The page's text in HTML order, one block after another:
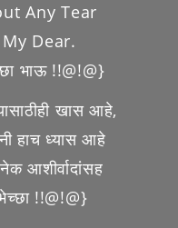
Any Tear
Dear.
भाऊ !!@!@}
खास आहे,
हाच ध्यास आहे
आशीर्वादांसह
!!@!@}